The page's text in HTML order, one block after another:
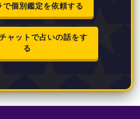
で個別鑑定を依頼する
ャットで占いの話をす
る